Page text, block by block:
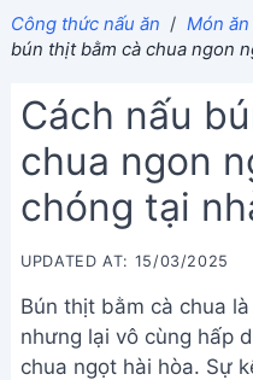
Công thức nấu ăn / Món ăn
bún thịt bằm cà chua ngon
Cách nấu
chua ngon
chóng tại
UPDATED AT: 15/03/2025
Bún thịt bằm cà chua
nhưng lại vô cùng hấp
chua ngọt hài hòa. Sự